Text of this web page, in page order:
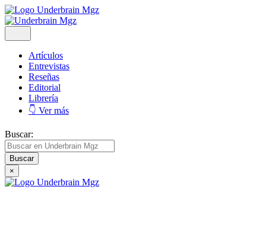
Artículos
Entrevistas
Reseñas
Editorial
Librería
👇 Ver más
Buscar:
×